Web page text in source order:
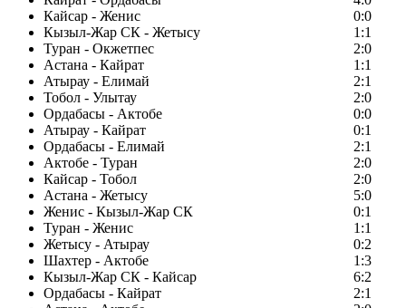
Кайсар - Женис
0:0
Кызыл-Жар СК - Жетысу
1:1
Туран - Окжетпес
2:0
Астана - Кайрат
1:1
Атырау - Елимай
2:1
Тобол - Улытау
2:0
Ордабасы - Актобе
0:0
Атырау - Кайрат
0:1
Ордабасы - Елимай
2:1
Актобе - Туран
2:0
Кайсар - Тобол
2:0
Астана - Жетысу
5:0
Женис - Кызыл-Жар СК
0:1
Туран - Женис
1:1
Жетысу - Атырау
0:2
Шахтер - Актобе
1:3
Кызыл-Жар СК - Кайсар
6:2
Ордабасы - Кайрат
2:1